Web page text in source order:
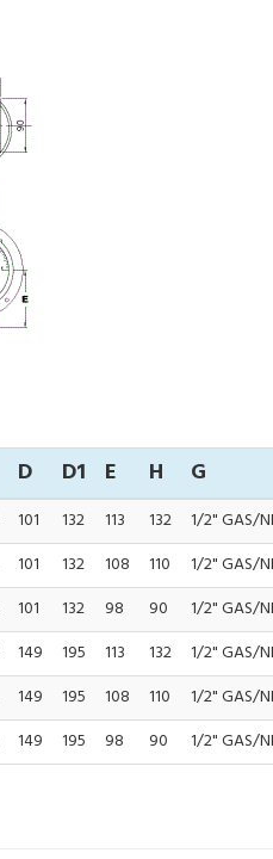
D D1 E H G
101 132 113 132
1/2" GAS/
101 132 108 110
1/2" GAS/
101 132 98 90
1/2" GAS/
149 195 113 132
1/2" GAS/
149 195 108 110
1/2" GAS/
149 195 98 90 1/2" GAS/